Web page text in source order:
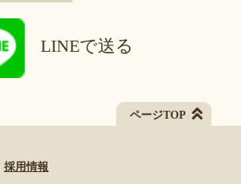
LINEで送る
ページTOP
採用情報